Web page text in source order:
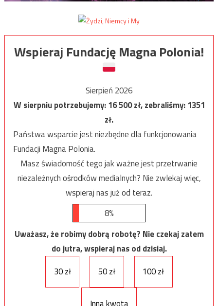
Wspieraj Fundację Magna Polonia!
Sierpień 2026
W sierpniu potrzebujemy:16 500zł, zebraliśmy:1351
zł.
Państwa wsparcie jest niezbędne dla funkcjonowania
Fundacji Magna Polonia.
Masz świadomość tego jak ważne jest przetrwanie
niezależnych ośrodków medialnych? Nie zwlekaj więc,
wspieraj nas już od teraz.
8%
Uważasz, że robimy dobrą robotę? Nie czekaj zatem
do jutra, wspieraj nas od dzisiaj.
30 zł
50 zł 100 zł